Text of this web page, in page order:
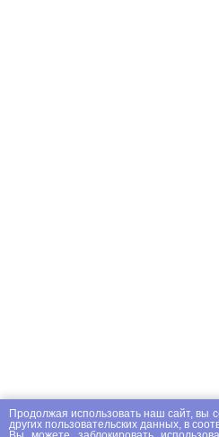
Продолжая использовать наш сайт, вы
других пользовательских данных, в